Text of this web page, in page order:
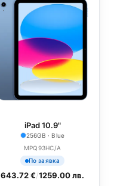
iPad 10.9"
256GB · Blue
MPQ93HC/A
По заявка
643.72 €/1259.00 лв.